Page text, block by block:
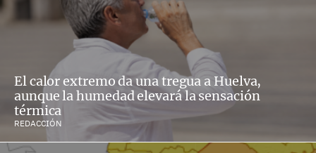
El calor extremo da una tregua a Huelva,
aunque la humedad elevará la sensación
térmica
REDACCIÓN